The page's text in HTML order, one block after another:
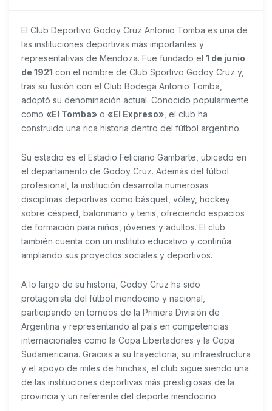
El Club Deportivo Godoy Cruz Antonio Tomba es una de
las instituciones deportivas más importantes y
representativas de Mendoza. Fue fundado el 1 de junio
de 1921 con el nombre de Club Sportivo Godoy Cruz y,
tras su fusión con el Club Bodega Antonio Tomba,
adoptó su denominación actual. Conocido popularmente
como «El Tomba» o «El Expreso» , el club ha
construido una rica historia dentro del fútbol argentino.
Su estadio es el Estadio Feliciano Gambarte , ubicado en
el departamento de Godoy Cruz. Además del fútbol
profesional, la institución desarrolla numerosas
disciplinas deportivas como básquet, vóley, hockey
sobre césped, balonmano y tenis, ofreciendo espacios
de formación para niños, jóvenes y adultos. El club
también cuenta con un instituto educativo y continúa
ampliando sus proyectos sociales y deportivos.
A lo largo de su historia, Godoy Cruz ha sido
protagonista del fútbol mendocino y nacional,
participando en torneos de la Primera División de
Argentina y representando al país en competencias
internacionales como la Copa Libertadores y la Copa
Sudamericana. Gracias a su trayectoria, su infraestructura
y el apoyo de miles de hinchas, el club sigue siendo una
de las instituciones deportivas más prestigiosas de la
provincia y un referente del deporte mendocino.